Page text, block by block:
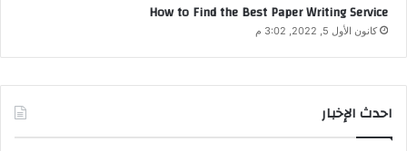
How to Find the Best Paper Writing Service
كانون الأول 5, 2022, 3:02 م
احدث الإخبار